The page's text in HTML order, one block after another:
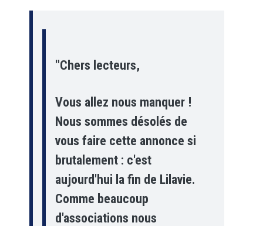
"Chers lecteurs,
Vous allez nous manquer !
Nous sommes désolés de
vous faire cette annonce si
brutalement : c'est
aujourd'hui la fin de Lilavie.
Comme beaucoup
d'associations nous